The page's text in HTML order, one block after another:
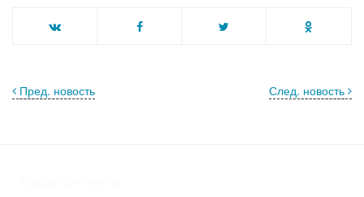
След. новость
Пред. новость